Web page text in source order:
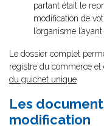
partant était le
modification de
l’organisme
Le dossier complet
registre du commerce et
du guichet unique
Les
modification